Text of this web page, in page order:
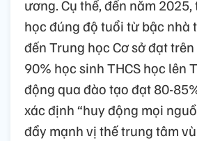
ương. Cụ thể, đến năm
học đúng độ tuổi từ bậc nhà
đến Trung học Cơ sở đạt
90% học sinh THCS học lên
động qua đào tạo đạt 80-
xác định “huy động mọi
đẩy mạnh vị thế trung tâm